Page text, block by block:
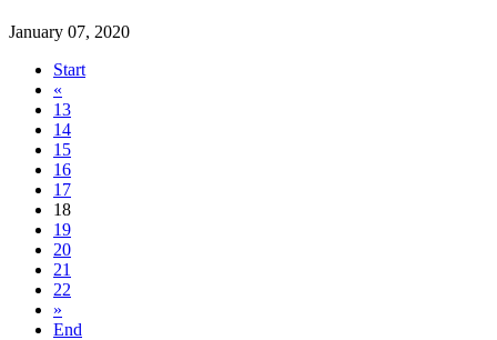
January 07, 2020
Start
«
13
14
15
16
17
18
19
20
21
22
»
End